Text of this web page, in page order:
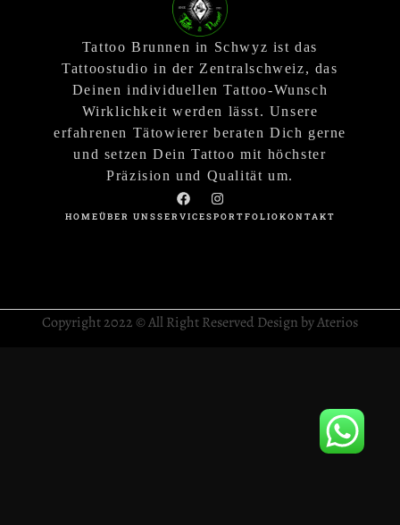
Tattoo Brunnen in Schwyz ist das
Tattoostudio in der Zentralschweiz, das
Deinen individuellen Tattoo-Wunsch
Wirklichkeit werden lässt. Unsere
erfahrenen Tätowierer beraten Dich gerne
und setzen Dein Tattoo mit höchster
Präzision und Qualität um.
HOMEÜBER UNSSERVICESPORTFOLIOKONTAKT
Copyright 2022 © All Right Reserved Design by Aterios